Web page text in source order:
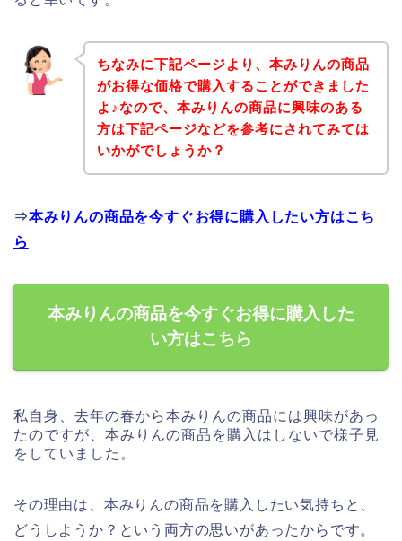
ちなみに下記ページより、本みりんの商品
がお得な価格で購入することができました
よ♪なので、本みりんの商品に興味のある
方は下記ページなどを参考にされてみては
いかがでしょうか？
⇒本みりんの商品を今すぐお得に購入したい方はこち
ら
本みりんの商品を今すぐお得に購入した
い方はこちら
私自身、去年の春から本みりんの商品には興味があっ
たのですが、本みりんの商品を購入はしないで様子見
をしていました。
その理由は、本みりんの商品を購入したい気持ちと、
どうしようか？という両方の思いがあったからです。